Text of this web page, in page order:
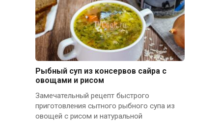
Рыбный суп из консервов сайра с
овощами и рисом
Замечательный рецепт быстрого
приготовления сытного рыбного супа из
овощей с рисом и натуральной